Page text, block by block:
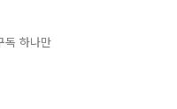
독 하나만